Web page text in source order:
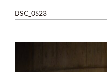
DSC_0623